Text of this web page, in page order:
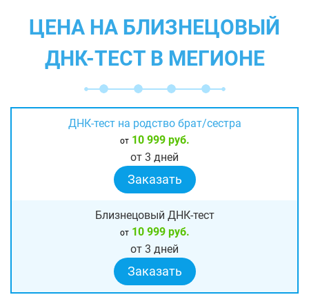
ЦЕНА НА БЛИЗНЕЦОВЫЙ
ДНК-ТЕСТ В МЕГИОНЕ
ДНК-тест на родство брат/сестра
от10 999 руб.
от 3 дней
Заказать
Близнецовый ДНК-тест
от10 999 руб.
от 3 дней
Заказать